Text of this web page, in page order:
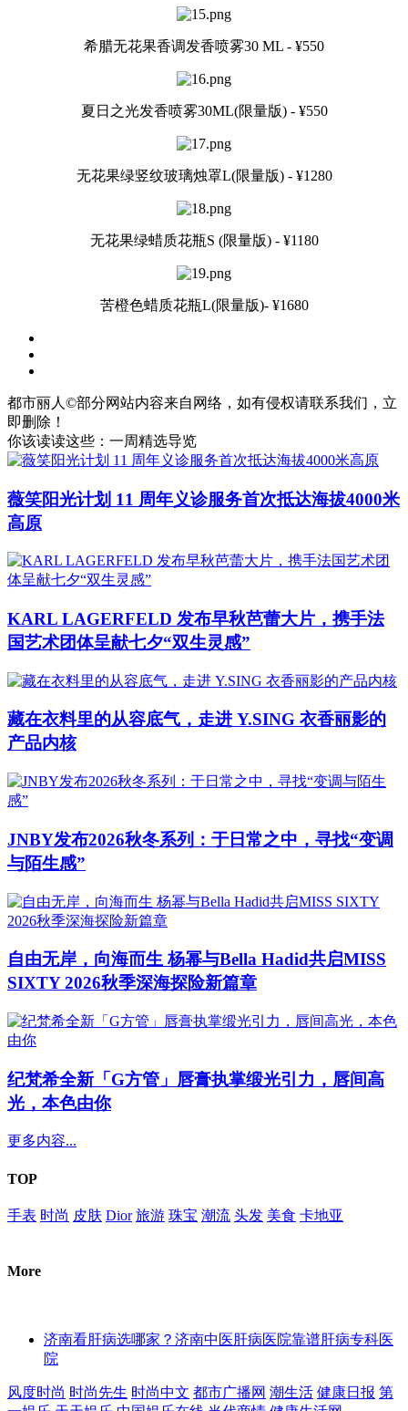
希腊无花果香调发香喷雾30 ML - ¥550
夏日之光发香喷雾30ML(限量版) - ¥550
无花果绿竖纹玻璃烛罩L(限量版) - ¥1280
无花果绿蜡质花瓶S (限量版) - ¥1180
苦橙色蜡质花瓶L(限量版)- ¥1680
都市丽人©部分网站内容来自网络，如有侵权请联系我们，立
即删除！
你该读读这些：一周精选导览
薇笑阳光计划 11 周年义诊服务首次抵达海拔4000米
高原
KARL LAGERFELD 发布早秋芭蕾大片，携手法
国艺术团体呈献七夕“双生灵感”
藏在衣料里的从容底气，走进 Y.SING 衣香丽影的
产品内核
JNBY发布2026秋冬系列：于日常之中，寻找“变调
与陌生感”
自由无岸，向海而生 杨幂与Bella Hadid共启MISS
SIXTY 2026秋季深海探险新篇章
纪梵希全新「G方管」唇膏执掌缎光引力，唇间高
光，本色由你
更多内容...
TOP
手表 时尚 皮肤 Dior 旅游 珠宝 潮流 头发 美食 卡地亚
More
济南看肝病选哪家？济南中医肝病医院靠谱肝病专科医
院
风度时尚 时尚先生 时尚中文 都市广播网 潮生活 健康日报 第